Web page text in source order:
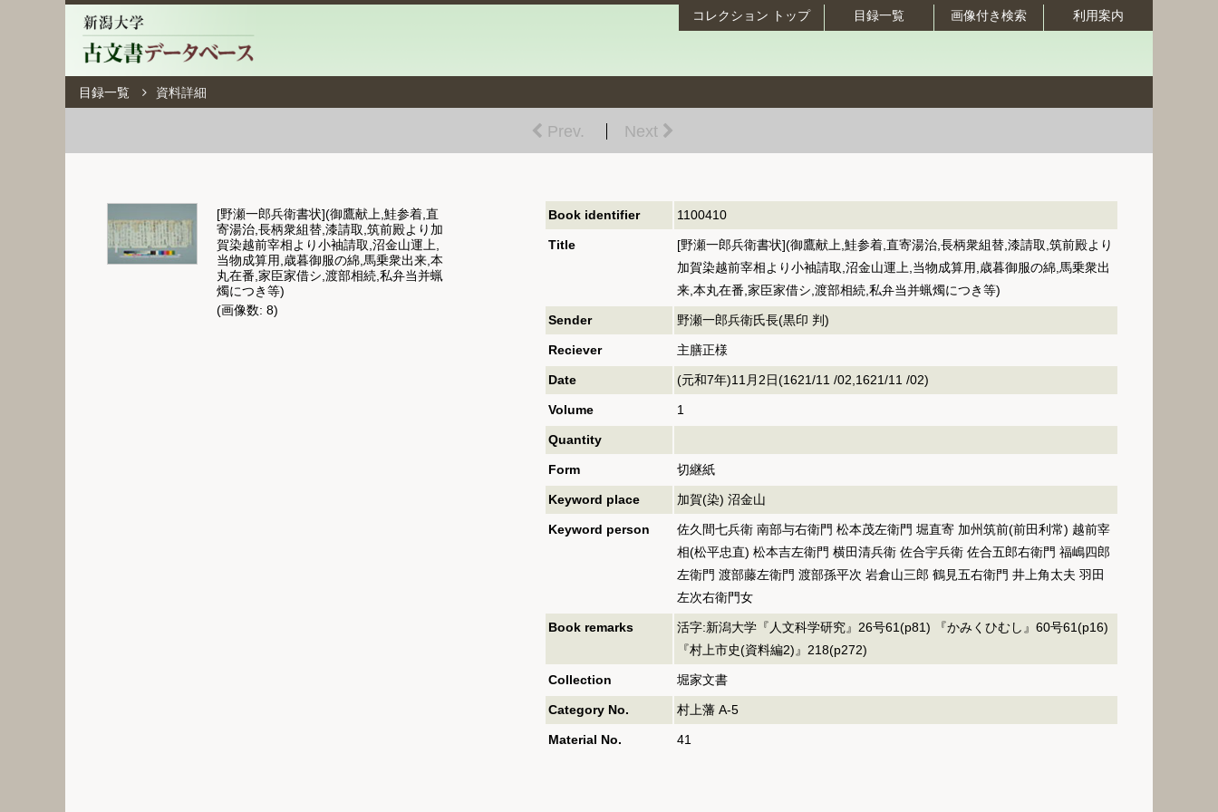
利用案内
画像付き検索
目録一覧
コレクション トップ
目録一覧 資料詳細
Prev. Next
Book identifier 1100410
Title
[野瀬一郎兵衛書状](御鷹献上,鮭参着,直寄湯治,長柄衆組替,漆請取,筑前殿より
加賀染越前宰相より小袖請取,沼金山運上,当物成算用,歳暮御服の綿,馬乗衆出
来,本丸在番,家臣家借シ,渡部相続,私弁当并蝋燭につき等)
Sender 野瀬一郎兵衛氏長(黒印 判)
Reciever 主膳正様
Date (元和7年)11月2日(1621/11 /02,1621/11 /02)
Volume 1
Quantity
Form 切継紙
Keyword place 加賀(染) 沼金山
Keyword person
佐久間七兵衛 南部与右衛門 松本茂左衛門 堀直寄 加州筑前(前田利常) 越前宰
相(松平忠直) 松本吉左衛門 横田清兵衛 佐合宇兵衛 佐合五郎右衛門 福嶋四郎
左衛門 渡部藤左衛門 渡部孫平次 岩倉山三郎 鶴見五右衛門 井上角太夫 羽田
左次右衛門女
Book remarks
活字:新潟大学『人文科学研究』26号61(p81) 『かみくひむし』60号61(p16)
『村上市史(資料編2)』218(p272)
Collection 堀家文書
Category No. 村上藩 A-5
Material No. 41
[野瀬一郎兵衛書状](御鷹献上,鮭参着,直
寄湯治,長柄衆組替,漆請取,筑前殿より加
賀染越前宰相より小袖請取,沼金山運上,
当物成算用,歳暮御服の綿,馬乗衆出来,本
丸在番,家臣家借シ,渡部相続,私弁当并蝋
燭につき等)
(画像数: 8)